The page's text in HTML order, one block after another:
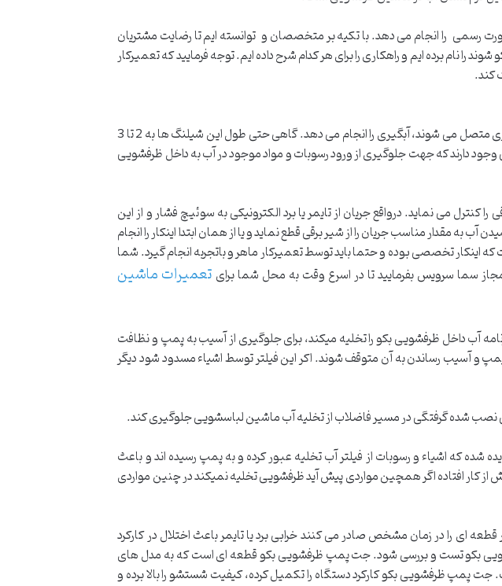
رسمی را انجام می دهد. با تکیه بر متخصصان و توانسته ایم تا رضایت مشتریان
را نام برده ایم و راهکاری را برای هر کدام شرح داده ایم. توجه فرمایید که تعمیرکار
کند.
ظرفشویی بکو به کمک شیلنگ های لاستیکی که برای تأمین آب ماشین ظرفشویی به شیر آب شهری متصل می شوند، آبگیری را انجام می دهد. گاهی حتی طول این شیلنگ ها به 2 تا 3
دارند که جهت جلوگیری از ورود رسوبات و مواد موجود در آب به داخل ظرفشویی
می نماید. درواقع جریان از تایمر یا برد الکترونیکی به سوئیچ فشار و از این
مقدار مناسب جریان را از شیر برقی قطع نماید و یا از همان ابتدا اینکار را انجام
تخصصی بوده و حتما باید توسط تعمیرکار ماهر و باتجربه انجام گیرد. شما
سما سرویس بفرمایید تا در اسرع وقت به محل شما برایتعمیرات ماشین
آب داخل ظرفشویی بکو را تخلیه میکند، برای جلوگیری از آسیب به پمپ و نظافت
و آسیب رساندن به آن متوقف شوند. اکر این فیلتر توسط اشیاء مسدود شود دیگر
شده گرفتگی در مسیر فاضلاب از تخلیه آب ماشین لباسشویی جلوگیری کند.
که اشیاء و رسوبات از فیلتر آب تخلیه عبور کرده و به پمپ رسیده اند و باعث
کار افتاده اگر همچین مواردی پیش آید ظرفشویی تخلیه نمیکند در چنین مواردی
ای را در زمان مشخص صادر می کنند خرابی برد یا تایمر باعث اختلال در کارکرد
بکو تست و بررسی شود. جت پمپ ظرفشویی بکو قطعه ای است که به مدل های
ظرفشویی بکو کارکرد دستگاه را تکمیل کرده، کیفیت شستشو را بالا برده و